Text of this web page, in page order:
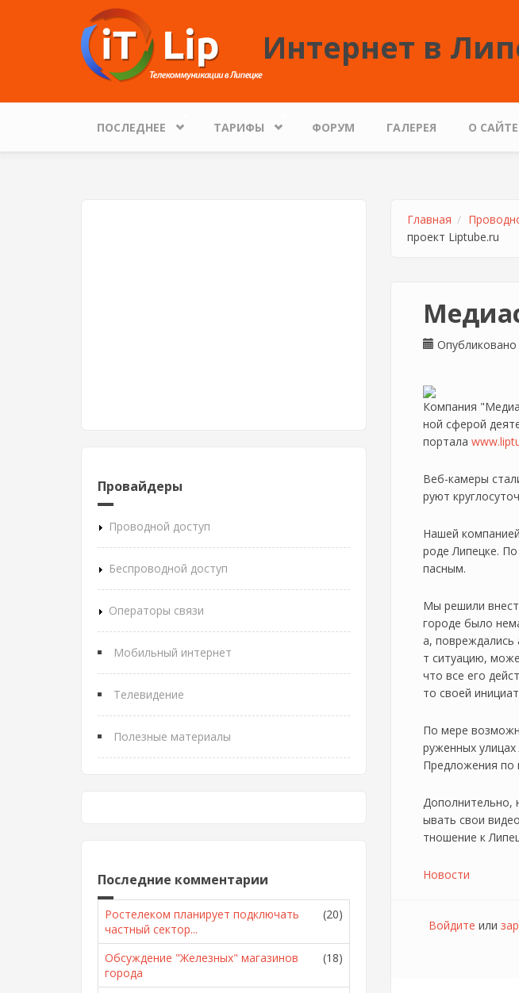
Перейти к основному содержанию
Интернет в
ПОСЛЕДНЕЕ ТАРИФЫ ФОРУМ ГАЛЕРЕЯ О САЙТЕ
Провайдеры
Проводной доступ
Беспроводной доступ
Операторы связи
Мобильный интернет
Телевидение
Полезные материалы
Последние комментарии
Ростелеком планирует подключать
частный сектор...
(20)
Обсуждение "Железных" магазинов
города
(18)
Главная
проект Liptube.ru
Компания
ной сферой
портала
Веб-камеры
руют
Нашей
роде Липецке.
пасным.
Мы решили
городе было
а,
т ситуацию,
что все его
то своей
По мере
руженных улицах
Предложения по
Дополнительно,
ывать свои
тношение к
Новости
Войдите или